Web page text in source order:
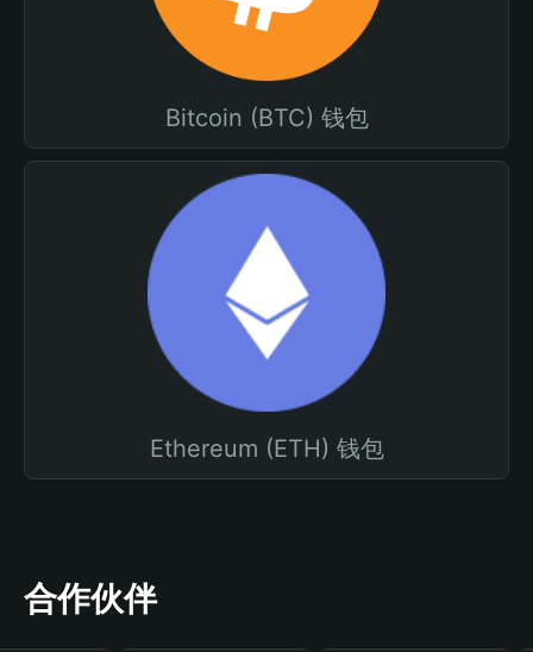
Bitcoin (BTC) 钱包
Ethereum (ETH) 钱包
合作伙伴